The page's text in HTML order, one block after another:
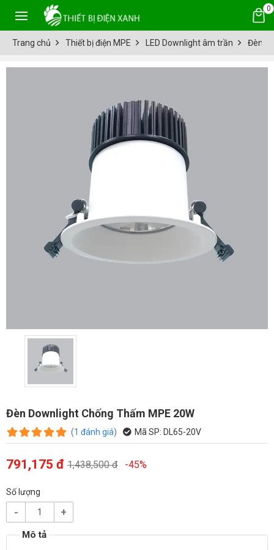
0
Trang chủ Thiết bị điện MPE LED Downlight âm trần Đèn
Đèn Downlight Chống Thấm MPE 20W
(1 đánh giá) Mã SP: DL65-20V
791,175 đ 1,438,500 đ -45%
Số lượng
- +